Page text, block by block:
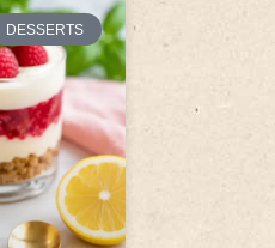
DESSERTS